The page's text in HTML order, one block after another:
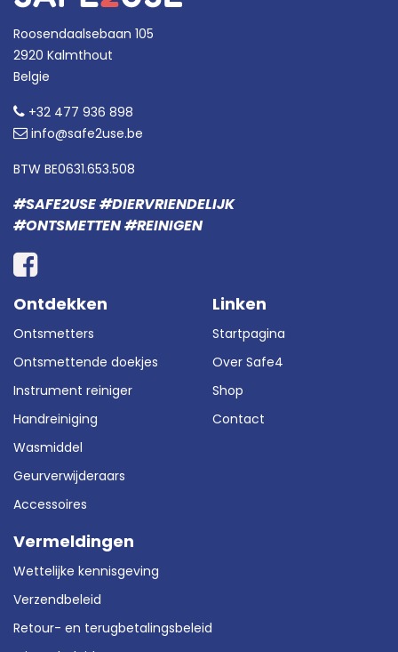
Ontdekken
Ontsmetters
Ontsmettende doekjes
Instrument reiniger
Handreiniging
Wasmiddel
Geurverwijderaars
Accessoires
Linken
Startpagina
Over Safe4
Shop
Contact
Vermeldingen
Wettelijke kennisgeving
Verzendbeleid
Retour- en terugbetalingsbeleid
Roosendaalsebaan 105
2920 Kalmthout
Belgie
+32 477 936 898
info@safe2use.be
BTW BE0631.653.508
#SAFE2USE #DIERVRIENDELIJK
#ONTSMETTEN #REINIGEN